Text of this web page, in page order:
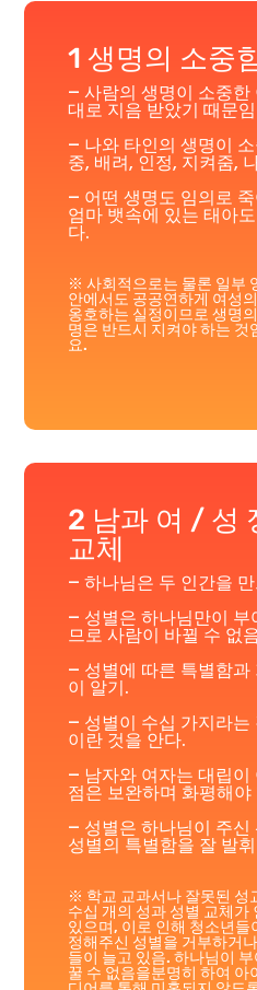
1 생명의 소중
– 사람의 생명이 소중
대로 지음 받았기 때문
– 나와 타인의 생명이
중, 배려, 인정, 지켜줌,
– 어떤 생명도 임의로
엄마 뱃속에 있는 태아
다.
※ 사회적으로는 물론 일부
안에서도 공공연하게 여성
옹호하는 실정이므로 생명
명은 반드시 지켜야 하는 것
요.
2 남과 여 / 성
교체
– 하나님은 두 인간을
– 성별은 하나님만이 부
므로 사람이 바뀔 수 없
– 성별에 따른 특별함
이 알기.
– 성별이 수십 가지라는
이란 것을 안다.
– 남자와 여자는 대립
점은 보완하며 화평해야
– 성별은 하나님이 주신
성별의 특별함을 잘 발
※ 학교 교과서나 잘못된 성
수십 개의 성과 성별 교체가
있으며, 이로 인해 청소년들
정해주신 성별을 거부하거
들이 늘고 있음. 하나님이
꿀 수 없음을분명히 하여 아